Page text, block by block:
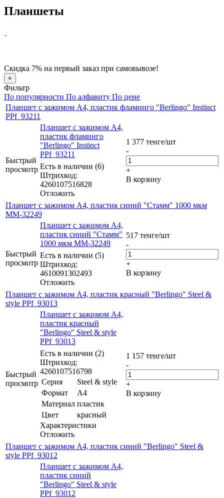
Планшеты
Скидка 7% на первый заказ при самовывозе!
×
Фильтр
По популярности По алфавиту По цене
Планшет с зажимом А4, пластик фламинго "Berlingo" Instinct
PPf_93211
Быстрый
просмотр
Планшет с зажимом А4,
пластик фламинго
"Berlingo" Instinct
PPf_93211
Есть в наличии (6)
Штрихкод:
4260107516828
Отложить
1 377 тенге/шт
-
+
В корзину
Планшет с зажимом А4, пластик синий "Стамм" 1000 мкм
ММ-32249
Быстрый
просмотр
Планшет с зажимом А4,
пластик синий "Стамм"
1000 мкм ММ-32249
Есть в наличии (5)
Штрихкод:
4610091302493
Отложить
517 тенге/шт
-
+
В корзину
Планшет с зажимом А4, пластик красный "Berlingo" Steel &
style PPf_93013
Быстрый
просмотр
Планшет с зажимом А4,
пластик красный
"Berlingo" Steel & style
PPf_93013
Есть в наличии (2)
Штрихкод:
4260107516798
Серия
Steel & style
Формат
А4
Материал пластик
Цвет
красный
Характеристики
Отложить
1 157 тенге/шт
-
+
В корзину
Планшет с зажимом А4, пластик синий "Berlingo" Steel &
style PPf_93012
Планшет с зажимом А4,
пластик синий
"Berlingo" Steel & style
PPf_93012